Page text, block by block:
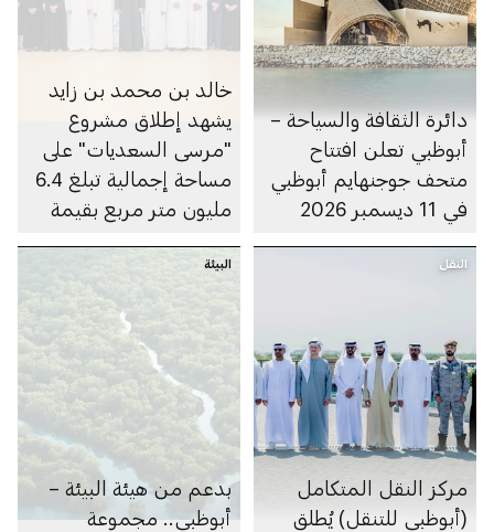
دائرة الثقافة والسياحة –
أبوظبي تعلن افتتاح
متحف جوجنهايم أبوظبي
في 11 ديسمبر 2026
خالد بن محمد بن زايد
يشهد إطلاق مشروع
"مرسى السعديات" على
مساحة إجمالية تبلغ 6.4
مليون متر مربع بقيمة
النقل
مركز النقل المتكامل
(أبوظبي للتنقل) يُطلق
البيئة
بدعم من هيئة البيئة –
أبوظبي.. مجموعة